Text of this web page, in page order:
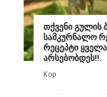
თქვენი გულის
სამკურნალო
რეცეპტი
არსებობდეს!!.
Kop